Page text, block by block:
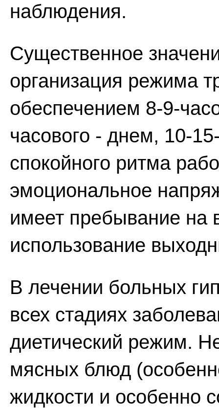
наблюдения.
Существенное
организация режима
обеспечением 8-9-
часового - днем, 10-
спокойного ритма
эмоциональное
имеет пребывание на
использование
В лечении больных
всех стадиях
диетический режим.
мясных блюд
жидкости и особенно